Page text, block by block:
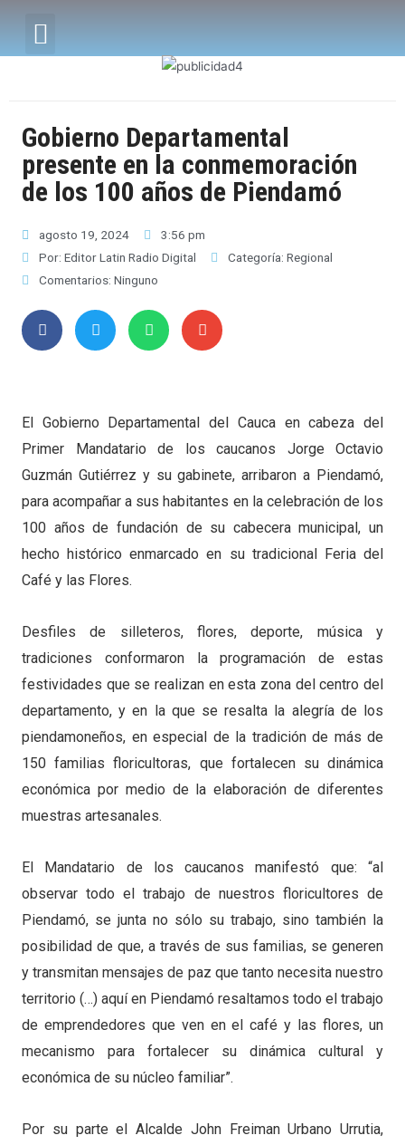
Gobierno Departamental
presente en la conmemoración
de los 100 años de Piendamó
agosto 19, 2024
3:56 pm
Por: Editor Latin Radio Digital Categoría: Regional
Comentarios: Ninguno
El Gobierno Departamental del Cauca en cabeza del
Primer Mandatario de los caucanos Jorge Octavio
Guzmán Gutiérrez y su gabinete, arribaron a Piendamó,
para acompañar a sus habitantes en la celebración de los
100 años de fundación de su cabecera municipal, un
hecho histórico enmarcado en su tradicional Feria del
Café y las Flores.
Desfiles de silleteros, flores, deporte, música y
tradiciones conformaron la programación de estas
festividades que se realizan en esta zona del centro del
departamento, y en la que se resalta la alegría de los
piendamoneños, en especial de la tradición de más de
150 familias floricultoras, que fortalecen su dinámica
económica por medio de la elaboración de diferentes
muestras artesanales.
El Mandatario de los caucanos manifestó que: “al
observar todo el trabajo de nuestros floricultores de
Piendamó, se junta no sólo su trabajo, sino también la
posibilidad de que, a través de sus familias, se generen
y transmitan mensajes de paz que tanto necesita nuestro
territorio (…) aquí en Piendamó resaltamos todo el trabajo
de emprendedores que ven en el café y las flores, un
mecanismo para fortalecer su dinámica cultural y
económica de su núcleo familiar”.
Por su parte el Alcalde John Freiman Urbano Urrutia,